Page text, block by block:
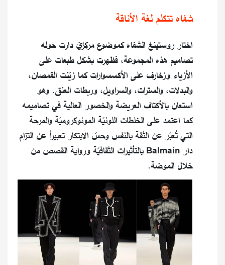
شفاه تتكلم لغة الأناقة
اختار روستينغ الشفاه كموضوع مركزيّ دارت حوله
تصاميم هذه المجموعة، فظهرت بشكل طبعات على
الأزياء وزخارف على الأكسسوارات كما زيّنت القمصان،
والبدلات، والسترات، والسراويل، وربطات العنق. وهو
استعان بالأكتاف العريضة والخصور العالية في تصاميمه
كما اعتمد على الخلطات اللونيّة المونوكروميّة والمرحة
التي تُعبّر عن الثقة بالنفس وحسّ الابتكار تعبيراً عن التزام
دار Balmain بالتأثيرات الثقافيّة ورواية القصص من
خلال الموضة.